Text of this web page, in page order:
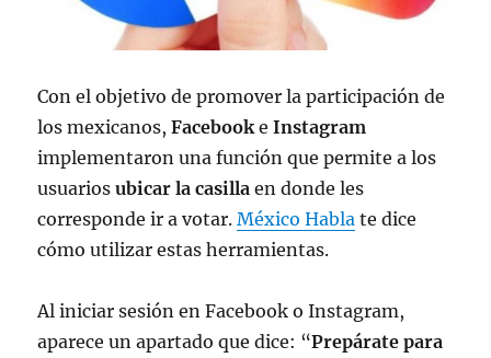
Con el objetivo de promover la participación de
los mexicanos,FacebookeInstagram
implementaron una función que permite a los
usuariosubicar la casillaen donde les
corresponde ir a votar.México Habla te dice
cómo utilizar estas herramientas.
Al iniciar sesión en Facebook o Instagram,
aparece un apartado que dice: “Prepárate para